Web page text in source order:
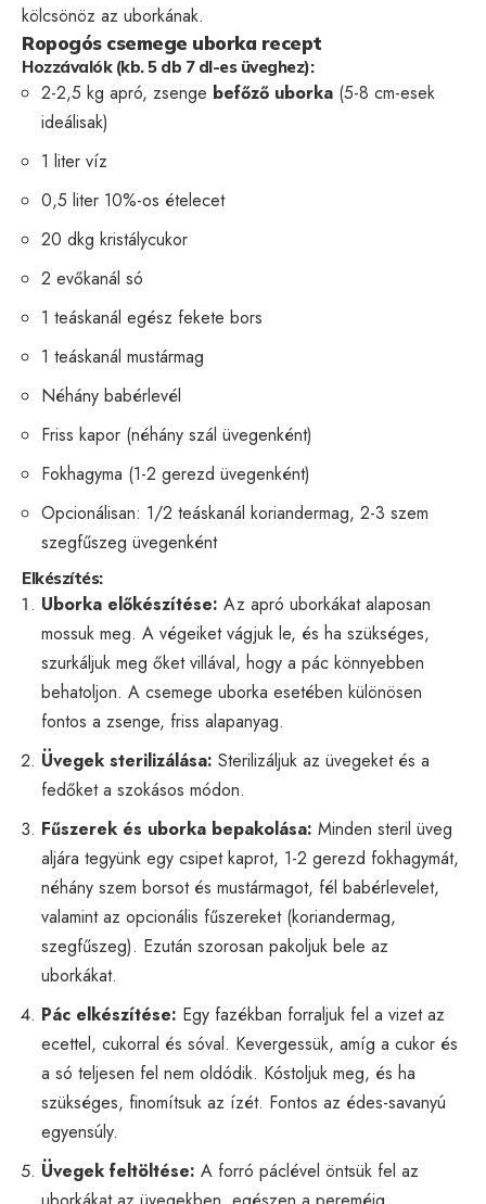
kölcsönöz az uborkának.
Ropogós csemege uborka recept
Hozzávalók (kb. 5 db 7 dl-es üveghez):
2-2,5 kg apró, zsenge befőző uborka (5-8 cm-esek
ideálisak)
1 liter víz
0,5 liter 10%-os ételecet
20 dkg kristálycukor
2 evőkanál só
1 teáskanál egész fekete bors
1 teáskanál mustármag
Néhány babérlevél
Friss kapor (néhány szál üvegenként)
Fokhagyma (1-2 gerezd üvegenként)
Opcionálisan: 1/2 teáskanál koriandermag, 2-3 szem
szegfűszeg üvegenként
Elkészítés:
Uborka előkészítése: Az apró uborkákat alaposan
mossuk meg. A végeiket vágjuk le, és ha szükséges,
szurkáljuk meg őket villával, hogy a pác könnyebben
behatoljon. A csemege uborka esetében különösen
fontos a zsenge, friss alapanyag.
Üvegek sterilizálása: Sterilizáljuk az üvegeket és a
fedőket a szokásos módon.
Fűszerek és uborka bepakolása: Minden steril üveg
aljára tegyünk egy csipet kaprot, 1-2 gerezd fokhagymát,
néhány szem borsot és mustármagot, fél babérlevelet,
valamint az opcionális fűszereket (koriandermag,
szegfűszeg). Ezután szorosan pakoljuk bele az
uborkákat.
Pác elkészítése: Egy fazékban forraljuk fel a vizet az
ecettel, cukorral és sóval. Kevergessük, amíg a cukor és
a só teljesen fel nem oldódik. Kóstoljuk meg, és ha
szükséges, finomítsuk az ízét. Fontos az édes-savanyú
egyensúly.
Üvegek feltöltése: A forró páclével öntsük fel az